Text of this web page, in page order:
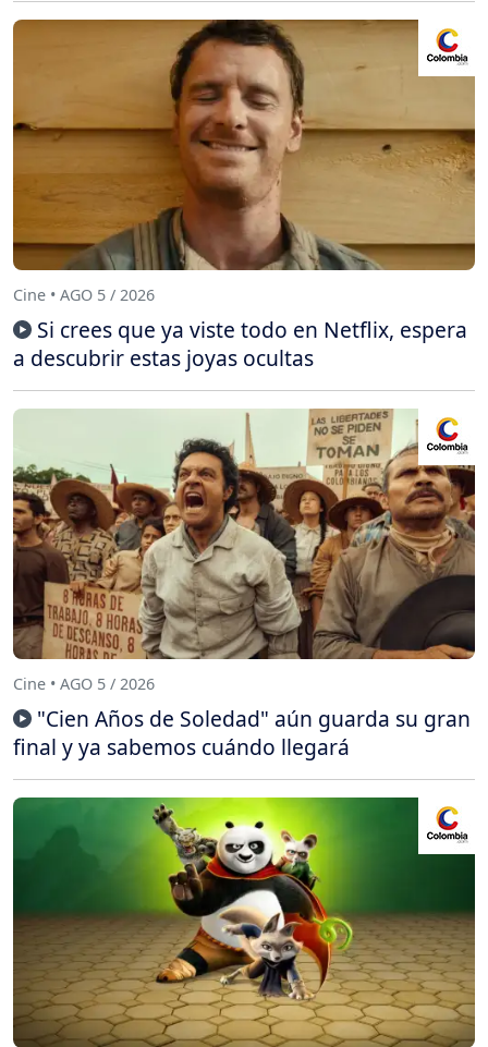
Cine • AGO 5 / 2026
Si crees que ya viste todo en Netflix, espera
a descubrir estas joyas ocultas
Cine • AGO 5 / 2026
"Cien Años de Soledad" aún guarda su gran
final y ya sabemos cuándo llegará